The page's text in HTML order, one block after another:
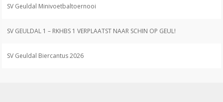
SV Geuldal Minivoetbaltoernooi
SV GEULDAL 1 – RKHBS 1 VERPLAATST NAAR SCHIN OP GEUL!
SV Geuldal Biercantus 2026